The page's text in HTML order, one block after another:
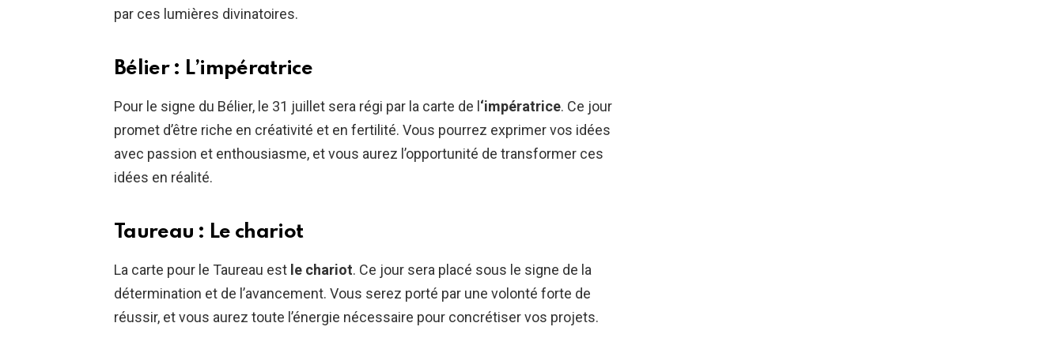
par ces lumières divinatoires.
Bélier : L’impératrice
Pour le signe du Bélier, le 31 juillet sera régi par la carte de l ‘impératrice. Ce jour
promet d’être riche en créativité et en fertilité. Vous pourrez exprimer vos idées
avec passion et enthousiasme, et vous aurez l’opportunité de transformer ces
idées en réalité.
Taureau : Le chariot
La carte pour le Taureau est le chariot. Ce jour sera placé sous le signe de la
détermination et de l’avancement. Vous serez porté par une volonté forte de
réussir, et vous aurez toute l’énergie nécessaire pour concrétiser vos projets.